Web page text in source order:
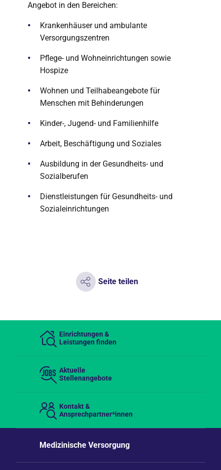
Angebot in den Bereichen:
Krankenhäuser und ambulante
Versorgungszentren
Pflege- und Wohneinrichtungen sowie
Hospize
Wohnen und Teilhabeangebote für
Menschen mit Behinderungen
Kinder-, Jugend- und Familienhilfe
Arbeit, Beschäftigung und Soziales
Ausbildung in der Gesundheits- und
Sozialberufen
Dienstleistungen für Gesundheits- und
Sozialeinrichtungen
Seite teilen
Einrichtungen &
Leistungen finden
Aktuelle
Stellenangebote
Kontakt &
Ansprechpartner*innen
Medizinische Versorgung